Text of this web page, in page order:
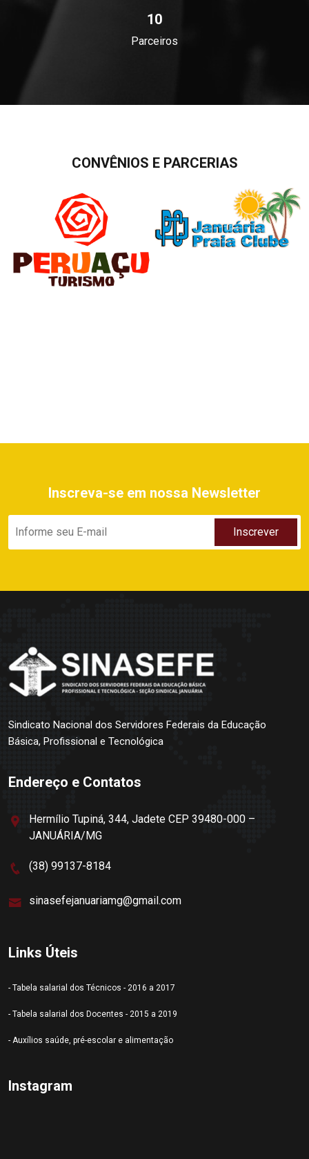
10
Parceiros
CONVÊNIOS E PARCERIAS
Inscreva-se em nossa Newsletter
Sindicato Nacional dos Servidores Federais da Educação
Básica, Profissional e Tecnológica
Endereço e Contatos
Hermílio Tupiná, 344, Jadete CEP 39480-000 –
JANUÁRIA/MG
(38) 99137-8184
sinasefejanuariamg@gmail.com
Links Úteis
- Tabela salarial dos Técnicos - 2016 a 2017
- Tabela salarial dos Docentes - 2015 a 2019
- Auxílios saúde, pré-escolar e alimentação
Instagram